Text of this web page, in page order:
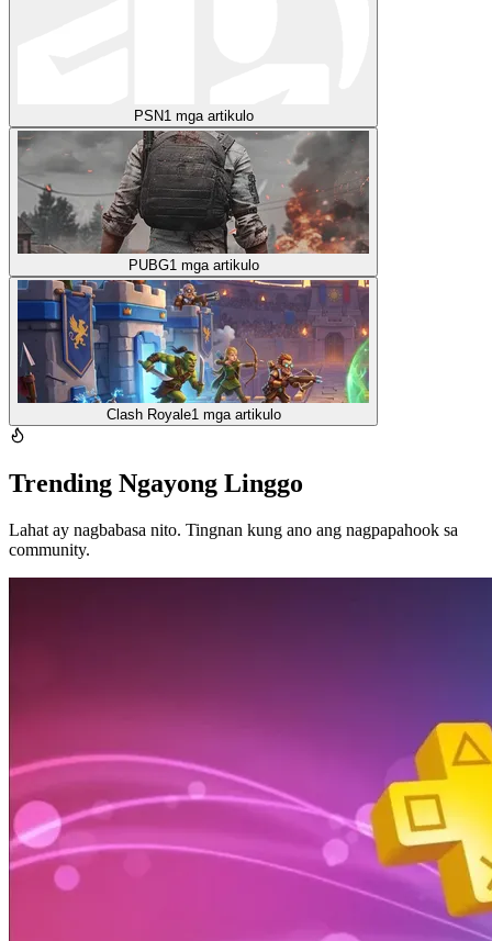
PSN1 mga artikulo
PUBG1 mga artikulo
Clash Royale1 mga artikulo
Trending Ngayong Linggo
Lahat ay nagbabasa nito. Tingnan kung ano ang nagpapahook sa
community.